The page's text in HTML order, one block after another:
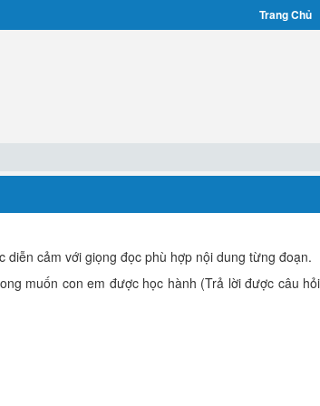
Trang Chủ
cảm với giọng đọc phù hợp nội dung từng đoạn.
muốn con em được học hành (Trả lời được câu